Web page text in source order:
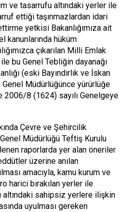
ve tasarrufu altındaki yerler ile
ettiği taşınmazlardan idari
yetkisi Bakanlığımıza ait
kanunlarında hüküm
çıkarılan Milli Emlak
bu Genel Tebliğin dayanağı
(eski Bayındırlık ve İskan
Genel Müdürlüğünce yürürlüğe
8 (1624) sayılı Genelgeye
Çevre ve Şehircilik
Müdürlüğü Teftiş Kurulu
raporlarda yer alan öneriler
üzerine anılan
amacıyla, kamu kurum ve
harici bırakılan yerler ile
sahipsiz yerlere ilişkin
uyulması gereken